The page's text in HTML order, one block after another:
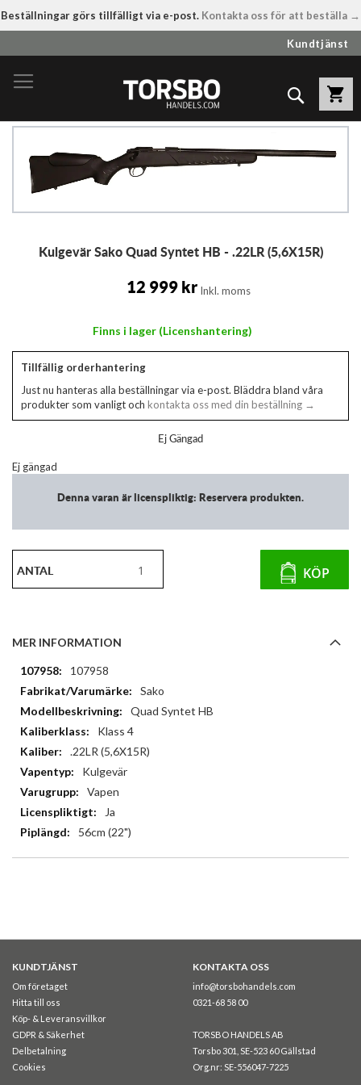
Beställningar görs tillfälligt via e-post. Kontakta oss för att beställa →
till
innehållet
Kundtjänst
Sök
slutet
bildgalleriet
Kulgevär Sako Quad Syntet HB - .22LR (5,6X15R)
12 999 kr Inkl. moms
Finns i lager (Licenshantering)
Tillfällig orderhantering
Just nu hanteras alla beställningar via e-post. Bläddra bland våra
produkter som vanligt och kontakta oss med din beställning →
Ej Gängad
Ej gängad
Denna varan är licenspliktig: Reservera produkten.
ANTAL KÖP
MER INFORMATION
Mer
information
107958
Sako
Quad Syntet HB
Klass 4
.22LR (5,6X15R)
Kulgevär
Vapen
Ja
56cm (22")
KUNDTJÄNST
Om företaget
Hitta till oss
Köp- & Leveransvillkor
GDPR & Säkerhet
Delbetalning
Cookies
KONTAKTA OSS
info@torsbohandels.com
0321-68 58 00
TORSBO HANDELS AB
Torsbo 301, SE-523 60 Gällstad
Org.nr: SE-556047-7225